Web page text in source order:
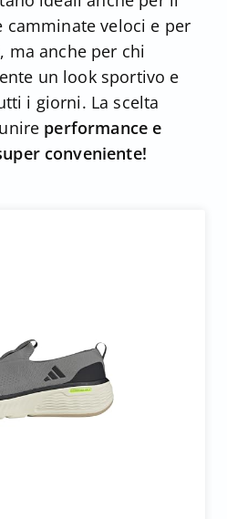
veloci e per
ma anche per chi
un look sportivo e
i giorni. La scelta
performance e
conveniente!